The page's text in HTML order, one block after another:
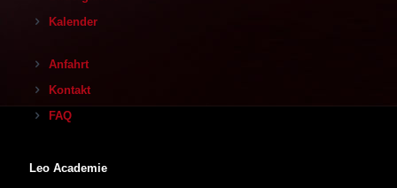
Kalender
Anfahrt
Kontakt
FAQ
Leo Academie